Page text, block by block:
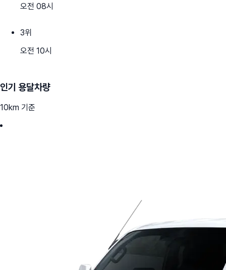
오전 08시
3위
오전 10시
인기 용달차량
10km 기준